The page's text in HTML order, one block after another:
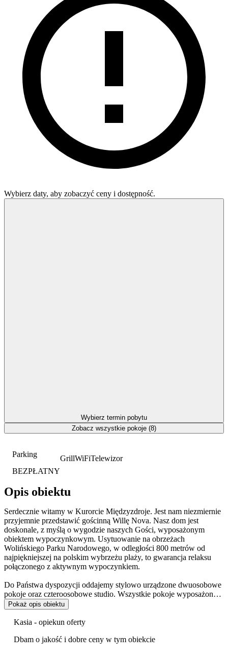
Parking
BEZPŁATNY
GrillWiFiTelewizor
Opis obiektu
Serdecznie witamy w Kurorcie Międzyzdroje. Jest nam niezmiernie
przyjemnie przedstawić gościnną Willę Nova. Nasz dom jest
doskonale, z myślą o wygodzie naszych Gości, wyposażonym
obiektem wypoczynkowym. Usytuowanie na obrzeżach
Wolińskiego Parku Narodowego, w odległości 800 metrów od
najpiękniejszej na polskim wybrzeżu plaży, to gwarancja relaksu
połączonego z aktywnym wypoczynkiem.
Do Państwa dyspozycji oddajemy stylowo urządzone dwuosobowe
pokoje oraz czteroosobowe studio. Wszystkie pokoje wyposażone
są w telewizor z płaskim ekranem oraz bezpłatny bezprzewodowy
łazienka z prysznicem.
W obiekcie, na każej kondygnacji znajduje się w pełni wyposażony
Pokaż opis obiektu
Kasia - opiekun oferty
Dbam o jakość i dobre ceny w tym obiekcie
Wybierz daty, aby zobaczyć ceny i dostępność.
Wybierz termin pobytu
Zobacz wszystkie pokoje (8)